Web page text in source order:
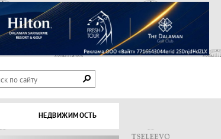
НЕДВИЖИМОСТЬ